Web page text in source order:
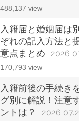
488,137 view
入籍届と婚姻届は
ぞれの記入方法と
意点まとめ
170,793 view
入籍前後の手続き
グ別に解説！注意
ントは？